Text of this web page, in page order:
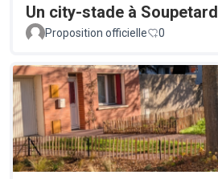
Un city-stade à Soupetard
Proposition officielle
0